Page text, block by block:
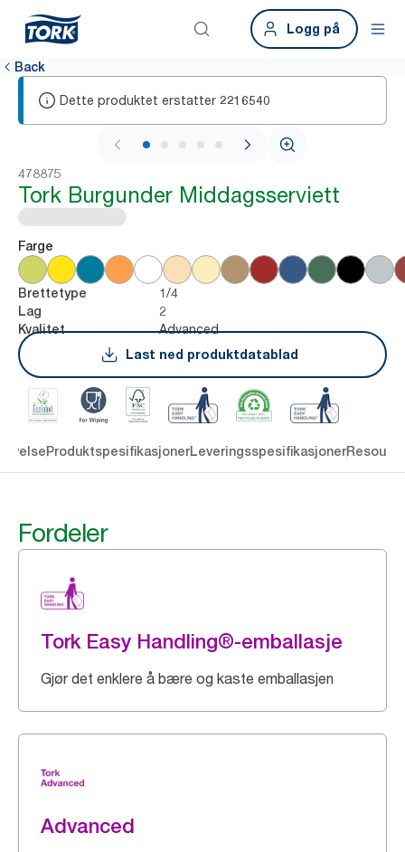
Logg på
Back
Dette produktet erstatter 2216540
1 / 5
478875
Tork Burgunder Middagsserviett
Farge
Brettetype 1/4
Lag 2
Kvalitet
Advanced
Last ned produktdatablad
ProduktspesifikasjonerLeveringsspesifikasjoner
Fordeler
Tork Easy Handling®-emballasje
Gjør det enklere å bære og kaste emballasjen
Advanced